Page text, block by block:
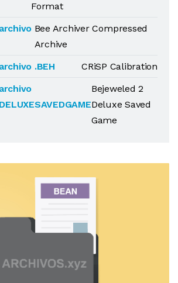
Format
Bee Archiver Compressed
Archive
.BEH
CRiSP Calibration
Bejeweled 2
Deluxe Saved
Game